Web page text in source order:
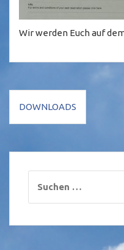
Wir werden Euch auf
DOWNLOADS
nach: